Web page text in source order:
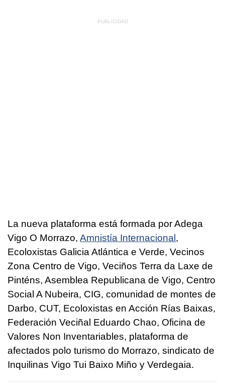
La nueva plataforma está formada por Adega
Vigo O Morrazo, Amnistía Internacional,
Ecoloxistas Galicia Atlántica e Verde, Vecinos
Zona Centro de Vigo, Veciños Terra da Laxe de
Pinténs, Asemblea Republicana de Vigo, Centro
Social A Nubeira, CIG, comunidad de montes de
Darbo, CUT, Ecoloxistas en Acción Rías Baixas,
Federación Veciñal Eduardo Chao, Oficina de
Valores Non Inventariables, plataforma de
afectados polo turismo do Morrazo, sindicato de
Inquilinas Vigo Tui Baixo Miño y Verdegaia.